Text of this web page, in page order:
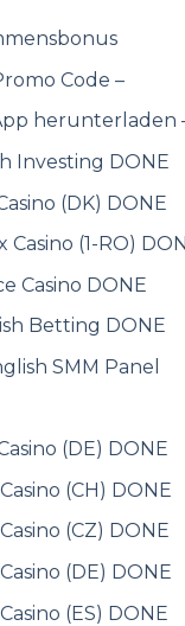
Code –
herunterladen
Investing DONE
(DK) DONE
Casino (1-RO)
Casino DONE
Betting DONE
SMM Panel
(DE) DONE
(CH) DONE
(CZ) DONE
(DE) DONE
(ES) DONE